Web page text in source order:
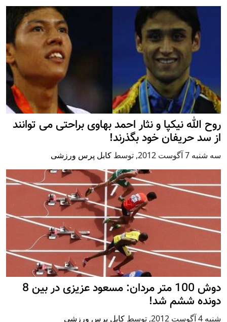
روح الله نیکپا و نثار احمد بهاوی براحتی می توانند
از سد حریفان خود بگذرند!
سه شنبه 7 آگوست 2012 , توسط کابل پرس ورزشی
دوش 100 متر مردان: مسعود عزیزی در بین 8
دونده ششم شد!
شنبه 4 آگوست 2012 , توسط کابل پرس ورزشی